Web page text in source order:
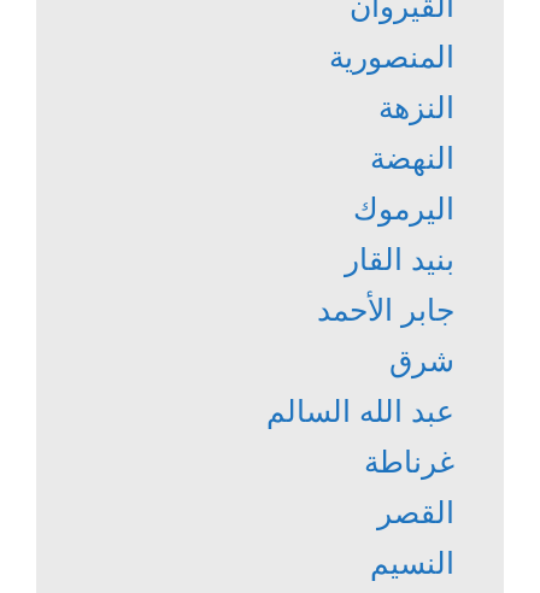
المنصورية
النزهة
النهضة
اليرموك
بنيد القار
جابر الأحمد
شرق
عبد الله السالم
غرناطة
القصر
النسيم